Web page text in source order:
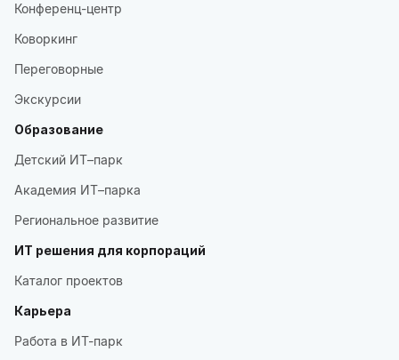
Конференц-центр
Коворкинг
Переговорные
Экскурсии
Образование
Детский ИТ–парк
Академия ИТ–парка
Региональное развитие
ИТ решения для корпораций
Каталог проектов
Карьера
Работа в ИТ-парк